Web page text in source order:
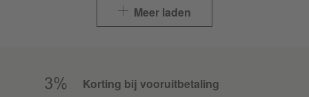
Meer laden
Korting bij vooruitbetaling